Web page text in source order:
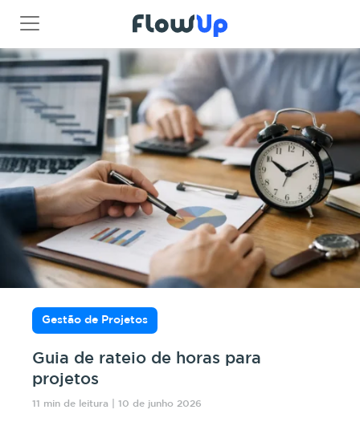
Gestão de Projetos
Guia de rateio de horas para
projetos
11 min de leitura | 10 de junho 2026